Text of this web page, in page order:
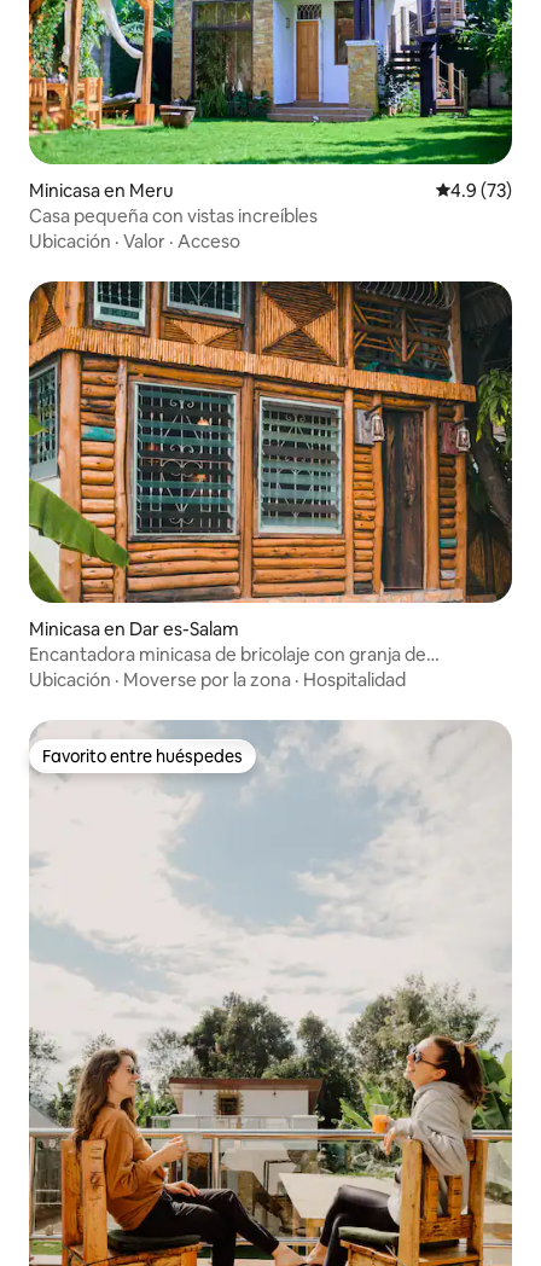
Minicasa en Meru Calificación
4.9 (73)
Casa pequeña con vistas increíbles
Ubicación · Valor · Acceso
Minicasa en Dar es-Salam
Encantadora minicasa de bricolaje con granja de
permacultura
Ubicación · Moverse por la zona · Hospitalidad
Favorito entre huéspedes
Favorito entre huéspedes